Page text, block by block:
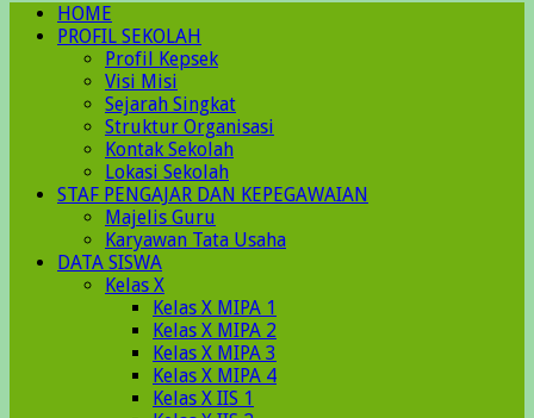
HOME
PROFIL SEKOLAH
Profil Kepsek
Visi Misi
Sejarah Singkat
Struktur Organisasi
Kontak Sekolah
Lokasi Sekolah
STAF PENGAJAR DAN KEPEGAWAIAN
Majelis Guru
Karyawan Tata Usaha
DATA SISWA
Kelas X
Kelas X MIPA 1
Kelas X MIPA 2
Kelas X MIPA 3
Kelas X MIPA 4
Kelas X IIS 1